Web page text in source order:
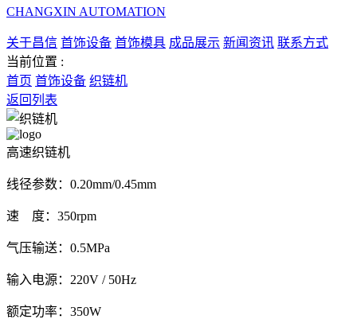
CHANGXIN AUTOMATION
关于昌信 首饰设备 首饰模具 成品展示 新闻资讯 联系方式
当前位置 :
首页 首饰设备 织链机
返回列表
高速织链机
线径参数：0.20mm/0.45mm
速 度：350rpm
气压输送：0.5MPa
输入电源：220V / 50Hz
额定功率：350W